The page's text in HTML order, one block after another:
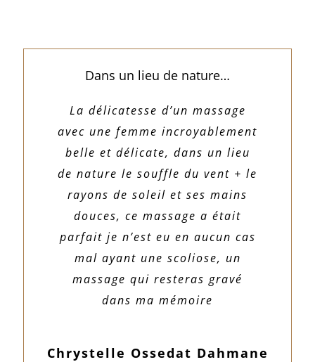
Dans un lieu de nature…
La délicatesse d’un massage
avec une femme incroyablement
belle et délicate, dans un lieu
de nature le souffle du vent + le
rayons de soleil et ses mains
douces, ce massage a était
parfait je n’est eu en aucun cas
mal ayant une scoliose, un
massage qui resteras gravé
dans ma mémoire
Chrystelle Ossedat Dahmane